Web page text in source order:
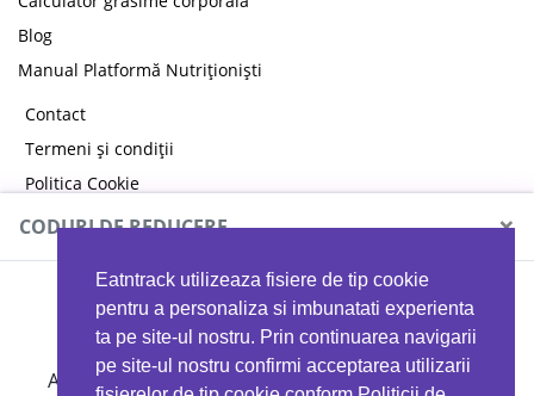
Eatntrack utilizeaza fisiere de tip cookie
pentru a personaliza si imbunatati experienta
ta pe site-ul nostru. Prin continuarea navigarii
pe site-ul nostru confirmi acceptarea utilizarii
Blog
Manual Platformă Nutriționiști
Contact
Termeni și condiții
Politica Cookie
Politica de confidențialitate
CODURI DE REDUCERE ×
MYPROTEIN
Ai 40%reducere la orice comandă folosind codul